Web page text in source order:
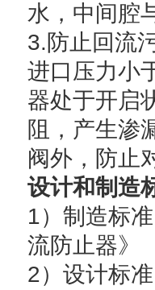
水，中间腔
3.防止回流
进口压力小
器处于开启
阻，产生渗
阀外，防止
设计和制造
1）制造标
流防止器》
2）设计标